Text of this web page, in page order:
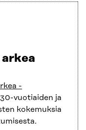
-
vuotiaiden ja
kokemuksia